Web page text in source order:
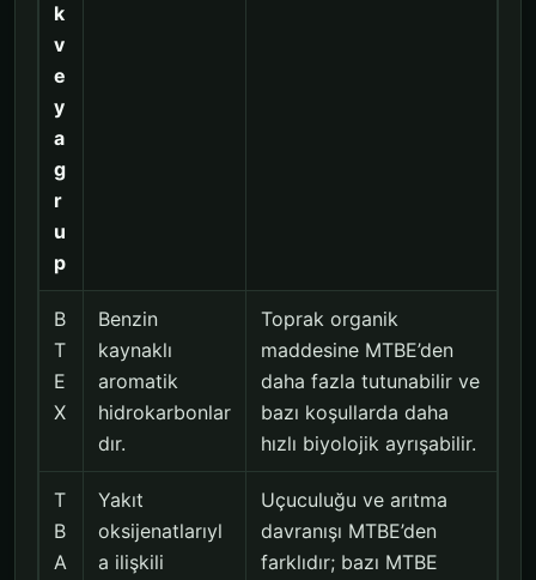
k
v
e
y
a
g
r
u
p
B
T
E
X
Benzin
kaynaklı
aromatik
hidrokarbonlar
dır.
Toprak organik
maddesine MTBE’den
daha fazla tutunabilir ve
bazı koşullarda daha
hızlı biyolojik ayrışabilir.
T
B
A
Yakıt
oksijenatlarıyl
a ilişkili
Uçuculuğu ve arıtma
davranışı MTBE’den
farklıdır; bazı MTBE